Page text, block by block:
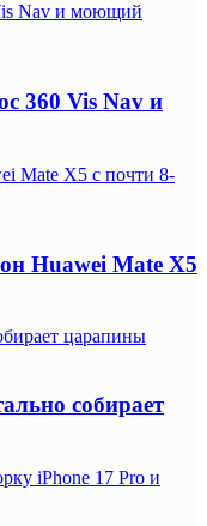
Nav и моющий
360 Vis Nav и
Mate X5 с почти 8-
Huawei Mate X5
царапины
собирает
iPhone 17 Pro и